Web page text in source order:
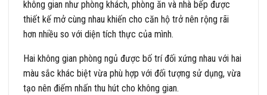
không gian như phòng khách, phòng ăn và nhà bếp được
thiết kế mở cùng nhau khiến cho căn hộ trở nên rộng rãi
hơn nhiều so với diện tích thực của mình.
Hai không gian phòng ngủ được bố trí đối xứng nhau với hai
màu sắc khác biệt vừa phù hợp với đối tượng sử dụng, vừa
tạo nên điếm nhấn thu hút cho không gian.